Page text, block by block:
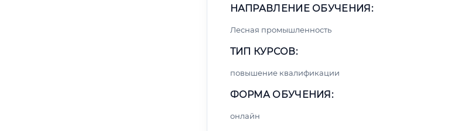
НАПРАВЛЕНИЕ ОБУЧЕНИЯ:
Лесная промышленность
ТИП КУРСОВ:
повышение квалификации
ФОРМА ОБУЧЕНИЯ:
онлайн